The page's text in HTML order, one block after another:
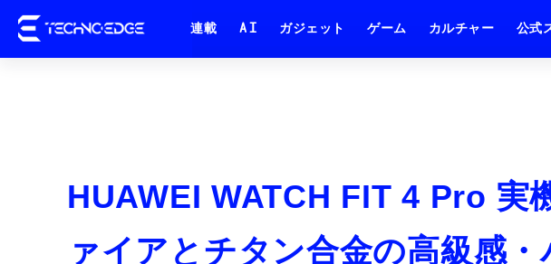
連載 AI ガジェット ゲーム カルチャー 公式
HUAWEI WATCH FIT 4 Pro 実
ァイアとチタン合金の高級感